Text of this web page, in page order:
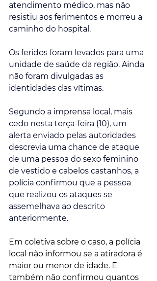
atendimento médico, mas não
resistiu aos ferimentos e morreu a
caminho do hospital.
Os feridos foram levados para uma
unidade de saúde da região. Ainda
não foram divulgadas as
identidades das vítimas.
Segundo a imprensa local, mais
cedo nesta terça-feira (10), um
alerta enviado pelas autoridades
descrevia uma chance de ataque
de uma pessoa do sexo feminino
de vestido e cabelos castanhos, a
polícia confirmou que a pessoa
que realizou os ataques se
assemelhava ao descrito
anteriormente.
Em coletiva sobre o caso, a polícia
local não informou se a atiradora é
maior ou menor de idade. E
também não confirmou quantos